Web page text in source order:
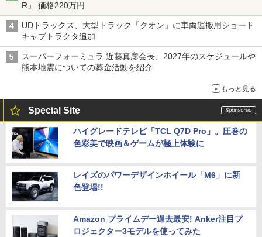
R」 価格220万円
UDトラックス、大型トラック「クオン」に車両運搬用ショート
キャブトラクタ追加
スーパーフォーミュラ 近藤真彦会長、2027年のスケジュールや
熊本地震についての募金活動を紹介
もっと見る
Special Site
ハイグレードテレビ「TCL Q7D Pro」。圧巻の
色彩美で映画＆ゲームが極上体験に
レイズのパワーデザインホイール「M6」に新
色登場!!
Amazon プライムデー過去最安! Anker注目プ
ロジェクター3モデルを使ってみた